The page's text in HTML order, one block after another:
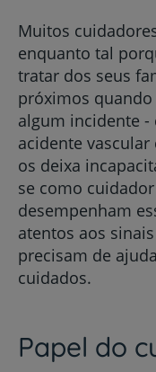
Muitos
enquanto tal
tratar dos seus
próximos
algum incidente
acidente vascular
os deixa
se como
desempenham
atentos aos
precisam de
cuidados.
Papel do